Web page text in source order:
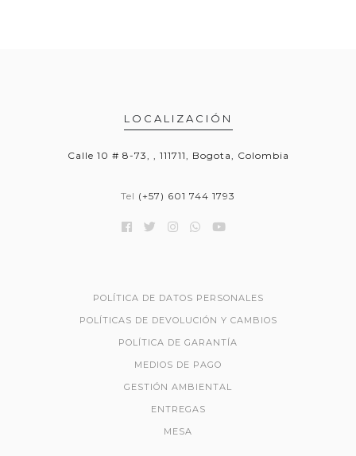
LOCALIZACIÓN
Calle 10 # 8-73, , 111711, Bogota, Colombia
Tel (+57) 601 744 1793
POLÍTICA DE DATOS PERSONALES
POLÍTICAS DE DEVOLUCIÓN Y CAMBIOS
POLÍTICA DE GARANTÍA
MEDIOS DE PAGO
GESTIÓN AMBIENTAL
ENTREGAS
MESA